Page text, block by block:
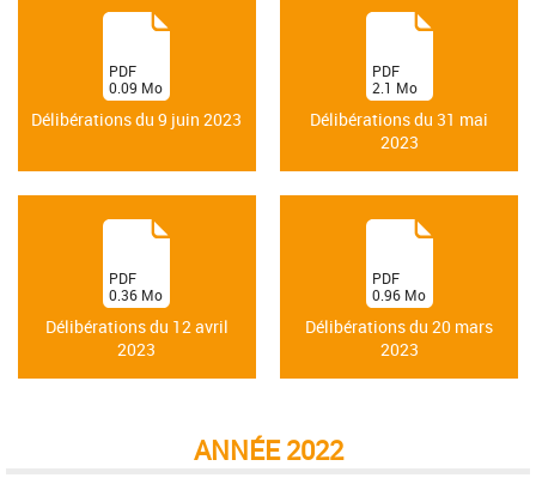
Délibérations du 9 juin 2023
(PDF
0.09 Mo
)
Délibérations du 31 mai
2023
(PDF
2.1 Mo
)
Délibérations du 12 avril
2023
(PDF
0.36 Mo
)
Délibérations du 20 mars
2023
(PDF
0.96 Mo
)
ANNÉE 2022